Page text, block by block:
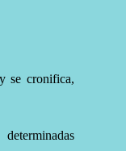
se cronifica,